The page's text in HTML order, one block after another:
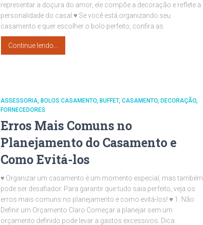
representar a doçura do amor, ele compõe a decoração e reflete a
personalidade do casal.♥ Se você está organizando seu
casamento e quer escolher o bolo perfeito, confira as
Continue lendo…
ASSESSORIA BOLOS CASAMENTO BUFFET CASAMENTO DECORAÇÃO
FORNECEDORES
Erros Mais Comuns no
Planejamento do Casamento e
Como Evitá-los
♥ Organizar um casamento é um momento especial, mas também
pode ser desafiador. Para garantir que tudo saia perfeito, veja os
erros mais comuns no planejamento e como evitá-los! ♥ 1. Não
Definir um Orçamento Claro Começar a planejar sem um
orçamento definido pode levar a gastos excessivos. Dica: